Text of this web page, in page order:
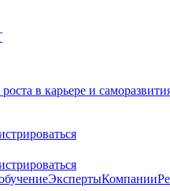
в карьере и
ЭкспертыКомпании